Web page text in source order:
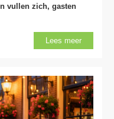
vullen zich, gasten
Lees meer